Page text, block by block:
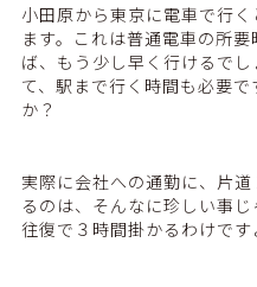
小田原から東京に電車で行
ます。これは普通電車の所
ば、もう少し早く行けるで
て、駅まで行く時間も必要
か？
実際に会社への通勤に、片
るのは、そんなに珍しい事
往復で３時間掛かるわけです